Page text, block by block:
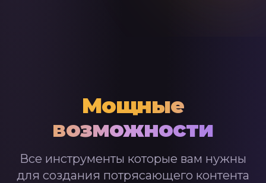
Мощные
возможности
Все инструменты которые вам нужны
для создания потрясающего контента